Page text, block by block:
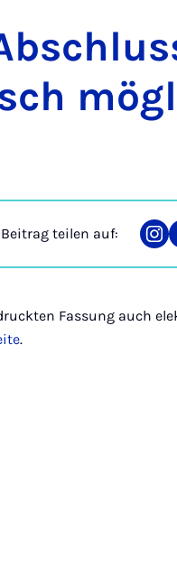
Beitrag teilen auf:
auf
Fassung auch
.